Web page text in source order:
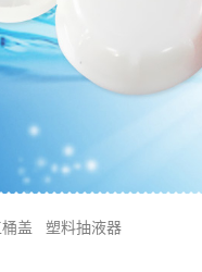
盖 塑料抽液器